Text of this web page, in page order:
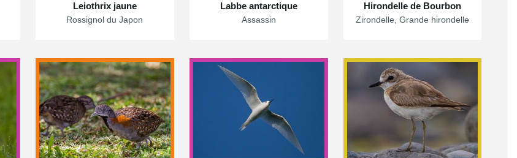
Leiothrix jaune
Rossignol du Japon
Labbe antarctique
Assassin
Hirondelle de Bourbon
Zirondelle, Grande hirondelle